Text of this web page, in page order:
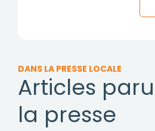
DANS LA PRESSE LOCALE
Articles
la presse